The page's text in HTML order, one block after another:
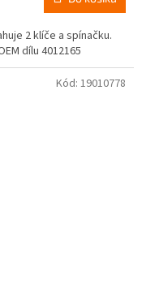
2 klíče a spínačku.
dílu 4012165
Kód: 19010778